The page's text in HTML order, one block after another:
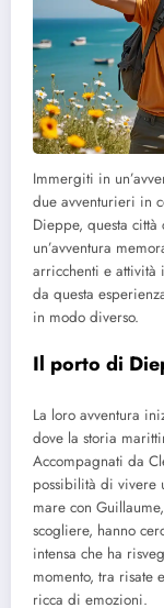
Immergiti in
due avventurieri in
Dieppe, questa
un’avventura
arricchenti e
da questa
in modo diverso.
Il porto di
La loro avventura
dove la storia
Accompagnati da
possibilità di vivere
mare con
scogliere, hanno
intensa che ha
momento, tra risate
ricca di emozioni.